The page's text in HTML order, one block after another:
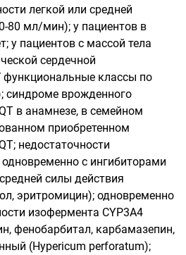
легкой или средней
80 мл/мин); у пациентов в
у пациентов с массой тела
сердечной
функциональные классы по
синдроме врожденного
в анамнезе, в семейном
м приобретенном
недостаточности
с ингибиторами
силы действия
эритромицин); одновременно
изофермента CYP3A4
фенобарбитал, карбамазепин,
(Hypericum perforatum);